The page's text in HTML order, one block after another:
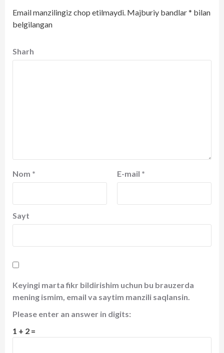
Email manzilingiz chop etilmaydi. Majburiy bandlar* bilan
belgilangan
Sharh
Nom * E-mail *
Sayt
Keyingi marta fikr bildirishim uchun bu brauzerda
mening ismim, email va saytim manzili saqlansin.
Please enter an answer in digits:
1 + 2 =